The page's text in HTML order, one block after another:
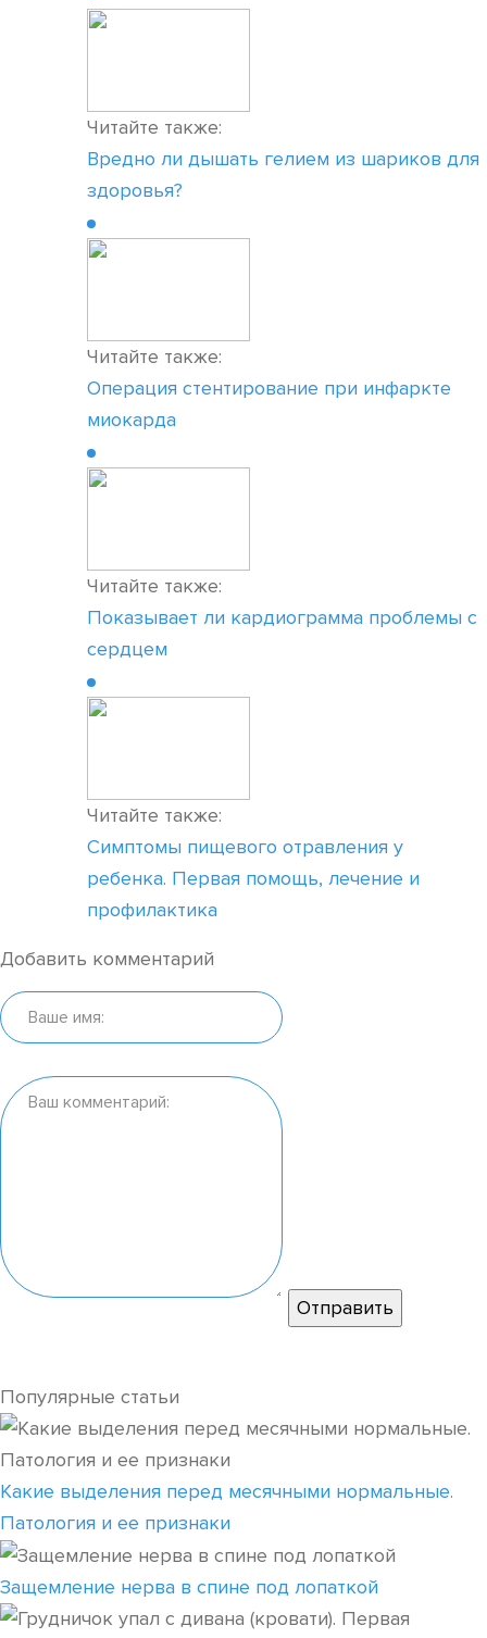
Читайте также:
Вредно ли дышать гелием из шариков для
здоровья?
Читайте также:
Операция стентирование при инфаркте
миокарда
Читайте также:
Показывает ли кардиограмма проблемы с
сердцем
Читайте также:
Симптомы пищевого отравления у
ребенка. Первая помощь, лечение и
профилактика
Добавить комментарий
Популярные статьи
Какие выделения перед месячными нормальные.
Патология и ее признаки
Защемление нерва в спине под лопаткой